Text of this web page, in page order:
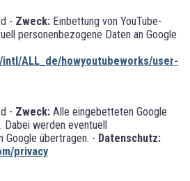
- Zweck: Einbettung von YouTube-
personenbezogene Daten an Google
ALL_de/howyoutubeworks/user-
- Zweck: Alle eingebetteten Google
Dabei werden eventuell
Google übertragen. - Datenschutz:
privacy